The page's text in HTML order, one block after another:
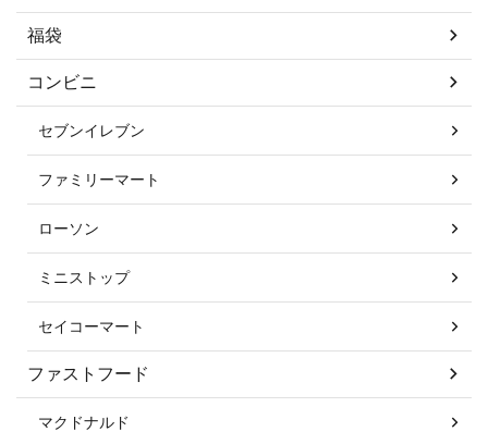
福袋
コンビニ
セブンイレブン
ファミリーマート
ローソン
ミニストップ
セイコーマート
ファストフード
マクドナルド